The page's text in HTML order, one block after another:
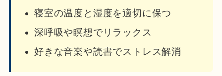
寝室の温度と湿度を適切に保つ
深呼吸や瞑想でリラックス
好きな音楽や読書でストレス解消